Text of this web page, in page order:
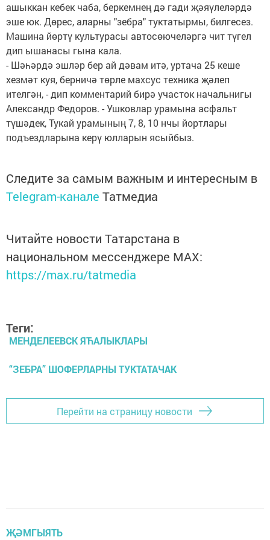
ашыккан кебек чаба, беркемнең дә гади җәяүлеләрдә
эше юк. Дөрес, аларны "зебра" туктатырмы, билгесез.
Машина йөртү культурасы автосөючеләргә чит түгел
дип ышанасы гына кала.
- Шәһәрдә эшләр бер ай дәвам итә, уртача 25 кеше
хезмәт куя, берничә төрле махсус техника җәлеп
ителгән, - дип комментарий бирә участок начальнигы
Александр Федоров. - Ушковлар урамына асфальт
түшәдек, Тукай урамының 7, 8, 10 нчы йортлары
подъездларына керү юлларын ясыйбыз.
Следите за самым важным и интересным в
Telegram-канале Татмедиа
Читайте новости Татарстана в
национальном мессенджере MАХ:
https://max.ru/tatmedia
Теги:
МЕНДЕЛЕЕВСК ЯЋАЛЫКЛАРЫ
“ЗЕБРА” ШОФЕРЛАРНЫ ТУКТАТАЧАК
Перейти на страницу новости
ҖӘМГЫЯТЬ